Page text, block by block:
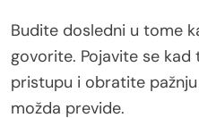
Budite dosledni u tome
govorite. Pojavite se
pristupu i obratite
možda previde.